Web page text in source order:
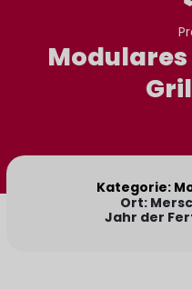
Kategorie:
Ort:
Jahr der